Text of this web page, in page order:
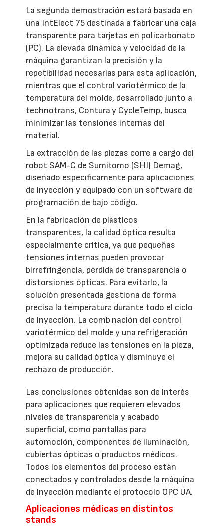
La segunda demostración estará basada en
una IntElect 75 destinada a fabricar una caja
transparente para tarjetas en policarbonato
(PC). La elevada dinámica y velocidad de la
máquina garantizan la precisión y la
repetibilidad necesarias para esta aplicación,
mientras que el control variotérmico de la
temperatura del molde, desarrollado junto a
technotrans, Contura y CycleTemp, busca
minimizar las tensiones internas del
material.
La extracción de las piezas corre a cargo del
robot SAM-C de Sumitomo (SHI) Demag,
diseñado específicamente para aplicaciones
de inyección y equipado con un software de
programación de bajo código.
En la fabricación de plásticos
transparentes, la calidad óptica resulta
especialmente crítica, ya que pequeñas
tensiones internas pueden provocar
birrefringencia, pérdida de transparencia o
distorsiones ópticas. Para evitarlo, la
solución presentada gestiona de forma
precisa la temperatura durante todo el ciclo
de inyección. La combinación del control
variotérmico del molde y una refrigeración
optimizada reduce las tensiones en la pieza,
mejora su calidad óptica y disminuye el
rechazo de producción.
Las conclusiones obtenidas son de interés
para aplicaciones que requieren elevados
niveles de transparencia y acabado
superficial, como pantallas para
automoción, componentes de iluminación,
cubiertas ópticas o productos médicos.
Todos los elementos del proceso están
conectados y controlados desde la máquina
de inyección mediante el protocolo OPC UA.
Aplicaciones médicas en distintos
stands